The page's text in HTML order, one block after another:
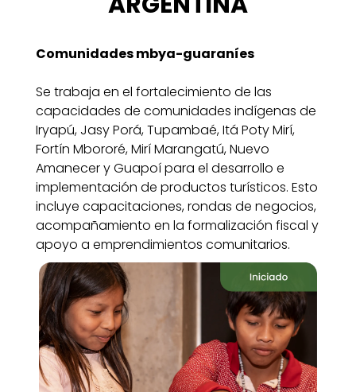
Comunidades mbya-guaraníes
Se trabaja en el fortalecimiento de las
capacidades de comunidades indígenas de
Iryapú, Jasy Porá, Tupambaé, Itá Poty Mirí,
Fortín Mbororé, Mirí Marangatú, Nuevo
Amanecer y Guapoí para el desarrollo e
implementación de productos turísticos. Esto
incluye capacitaciones, rondas de negocios,
acompañamiento en la formalización fiscal y
apoyo a emprendimientos comunitarios.